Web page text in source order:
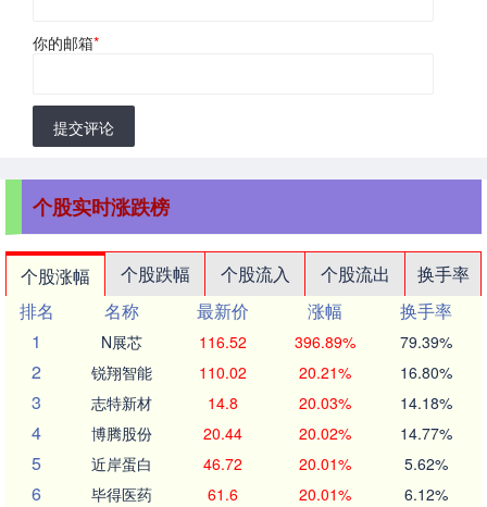
你的邮箱*
提交评论
个股实时涨跌榜
个股涨幅 个股跌幅 个股流入 个股流出
换手率
排名
名称 最新价 涨幅
换手率
1
N展芯 116.52 396.89% 79.39%
2 锐翔智能 110.02 20.21% 16.80%
3 志特新材 14.8 20.03% 14.18%
4 博腾股份 20.44 20.02% 14.77%
5 近岸蛋白 46.72 20.01% 5.62%
6 毕得医药 61.6 20.01% 6.12%